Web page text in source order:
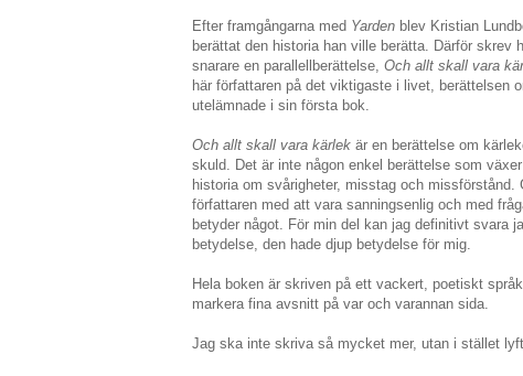
Efter framgångarna med Yarden blev Kristian
berättat den historia han ville berätta. Därför skrev
snarare en parallellberättelse, Och allt skall vara
här författaren på det viktigaste i livet, berättelsen
utelämnade i sin första bok.
Och allt skall vara kärlek är en berättelse om
skuld. Det är inte någon enkel berättelse som
historia om svårigheter, misstag och missförstånd.
författaren med att vara sanningsenlig och med
betyder något. För min del kan jag definitivt svara
betydelse, den hade djup betydelse för mig.
Hela boken är skriven på ett vackert, poetiskt
markera fina avsnitt på var och varannan sida.
Jag ska inte skriva så mycket mer, utan i stället